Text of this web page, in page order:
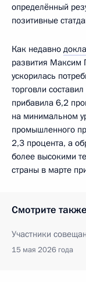
определённый
позитивные
Как недавно
развития Максим
ускорилась
торговли
прибавила 6,2
на минимальном
промышленного
2,3 процента, а
более высокими
страны в марте
Смотрите также
Участники
15 мая 2026 года